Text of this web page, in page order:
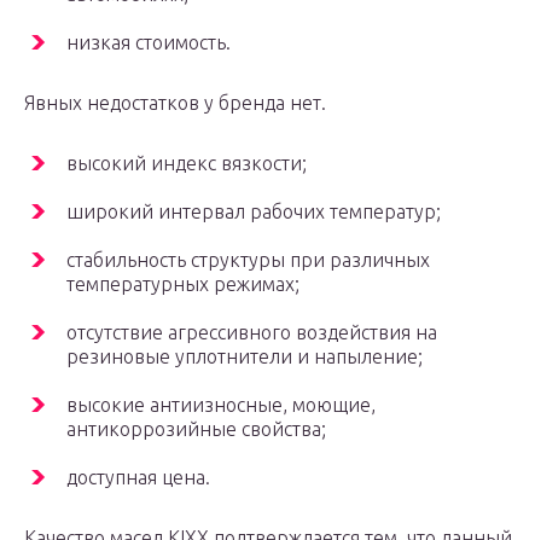
низкая стоимость.
Явных недостатков у бренда нет.
высокий индекс вязкости;
широкий интервал рабочих температур;
стабильность структуры при различных
температурных режимах;
отсутствие агрессивного воздействия на
резиновые уплотнители и напыление;
высокие антиизносные, моющие,
антикоррозийные свойства;
доступная цена.